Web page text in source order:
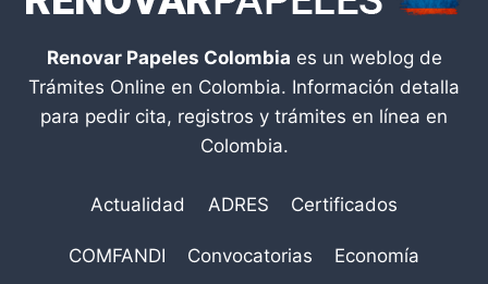
Renovar Papeles Colombia es un weblog de
Trámites Online en Colombia. Información detalla
para pedir cita, registros y trámites en línea en
Colombia.
Actualidad ADRES Certificados
COMFANDI Convocatorias Economía